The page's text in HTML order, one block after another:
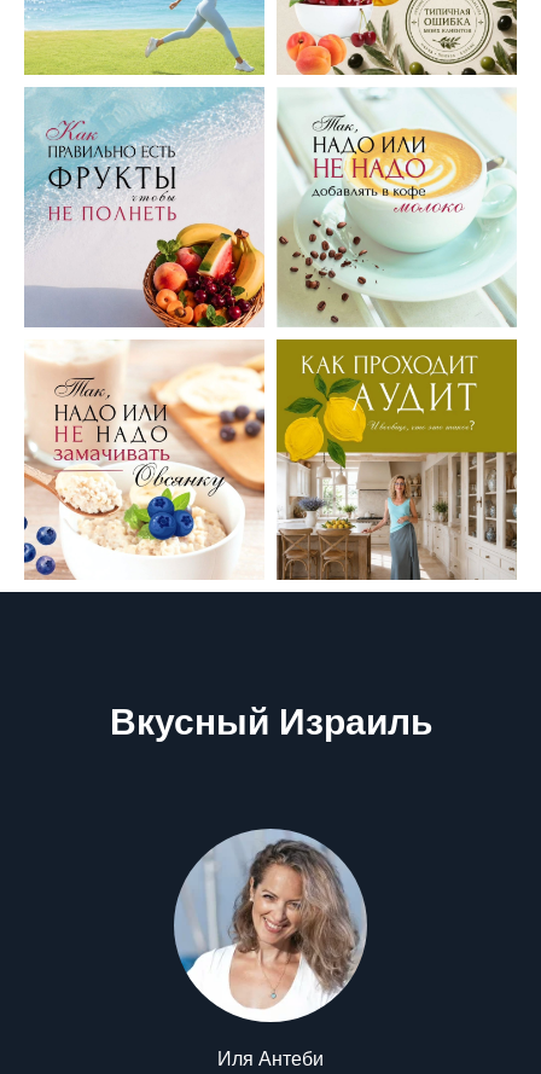
Вкусный Израиль
Иля Антеби